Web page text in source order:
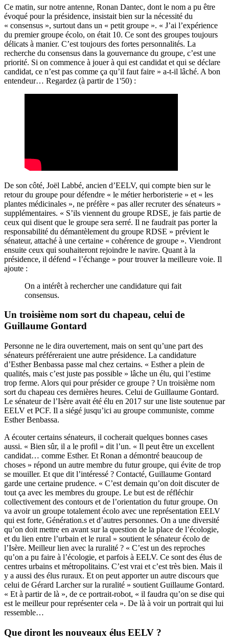
Ce matin, sur notre antenne, Ronan Dantec, dont le nom a pu être
évoqué pour la présidence, insistait bien sur la nécessité du
« consensus », surtout dans un « petit groupe ». « J’ai l’expérience
du premier groupe écolo, on était 10. Ce sont des groupes toujours
délicats à manier. C’est toujours des fortes personnalités. La
recherche du consensus dans la gouvernance du groupe, c’est une
priorité. Si on commence à jouer à qui est candidat et qui se déclare
candidat, ce n’est pas comme ça qu’il faut faire » a-t-il lâché. A bon
entendeur… Regardez (à partir de 1'50) :
De son côté, Joël Labbé, ancien d’EELV, qui compte bien sur le
retour du groupe pour défendre « le métier herboristerie » et « les
plantes médicinales », ne préfère « pas aller recruter des sénateurs »
supplémentaires. « S’ils viennent du groupe RDSE, je fais partie de
ceux qui disent que le groupe sera serré. Il ne faudrait pas porter la
responsabilité du démantèlement du groupe RDSE » prévient le
sénateur, attaché à une certaine « cohérence de groupe ». Viendront
ensuite ceux qui souhaiteront rejoindre le navire. Quant à la
présidence, il défend « l’échange » pour trouver la meilleure voie. Il
ajoute :
On a intérêt à rechercher une candidature qui fait
consensus.
Un troisième nom sort du chapeau, celui de
Guillaume Gontard
Personne ne le dira ouvertement, mais on sent qu’une part des
sénateurs préféreraient une autre présidence. La candidature
d’Esther Benbassa passe mal chez certains. « Esther a plein de
qualités, mais c’est juste pas possible » lâche un élu, qui l’estime
trop ferme. Alors qui pour présider ce groupe ? Un troisième nom
sort du chapeau ces dernières heures. Celui de Guillaume Gontard.
Le sénateur de l’Isère avait été élu en 2017 sur une liste soutenue par
EELV et PCF. Il a siégé jusqu’ici au groupe communiste, comme
Esther Benbassa.
A écouter certains sénateurs, il cocherait quelques bonnes cases
aussi. « Bien sûr, il a le profil » dit l’un. « Il peut être un excellent
candidat… comme Esther. Et Ronan a démontré beaucoup de
choses » répond un autre membre du futur groupe, qui évite de trop
se mouiller. Et que dit l’intéressé ? Contacté, Guillaume Gontard
garde une certaine prudence. « C’est demain qu’on doit discuter de
tout ça avec les membres du groupe. Le but est de réfléchir
collectivement des contours et de l’orientation du futur groupe. On
va avoir un groupe totalement écolo avec une représentation EELV
qui est forte, Génération.s et d’autres personnes. On a une diversité
qu’on doit mettre en avant sur la question de la place de l’écologie,
et du lien entre l’urbain et le rural » soutient le sénateur écolo de
l’Isère. Meilleur lien avec la ruralité ? « C’est un des reproches
qu’on a pu faire à l’écologie, et parfois à EELV. Ce sont des élus de
centres urbains et métropolitains. C’est vrai et c’est très bien. Mais il
y a aussi des élus ruraux. Et on peut apporter un autre discours que
celui de Gérard Larcher sur la ruralité » soutient Guillaume Gontard.
« Et à partir de là », de ce portrait-robot, « il faudra qu’on se dise qui
est le meilleur pour représenter cela ». De là à voir un portrait qui lui
ressemble…
Que diront les nouveaux élus EELV ?